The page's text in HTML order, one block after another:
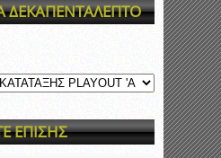
ΔΕΚΑΠΕΝΤΑΛΕΠΤΟ
ΕΠΙΣΗΣ